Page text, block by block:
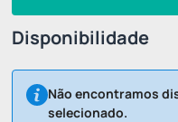
Disponibilidade
Não encontramos
selecionado.